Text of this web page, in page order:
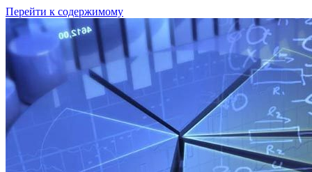
Перейти к содержимому